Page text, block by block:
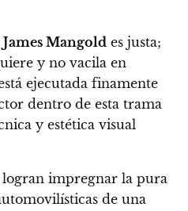
James Mangold es justa;
y no vacila en
ejecutada finamente
dentro de esta trama
y estética visual
logran impregnar la pura
de una